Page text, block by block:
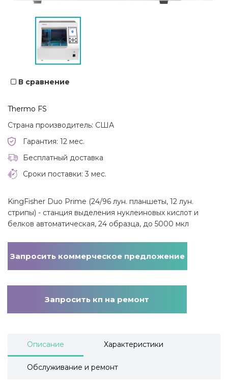
В сравнение
Thermo FS
Страна производитель: США
Гарантия: 12 мес.
Бесплатный доставка
Сроки поставки: 3 мес.
KingFisher Duo Prime (24/96 лун. планшеты, 12 лун.
стрипы) - станция выделения нуклеиновых кислот и
белков автоматическая, 24 образца, до 5000 мкл
Запросить коммерческое предложение
Запросить кп на ремонт
Описание Характеристики
Обслуживание и ремонт